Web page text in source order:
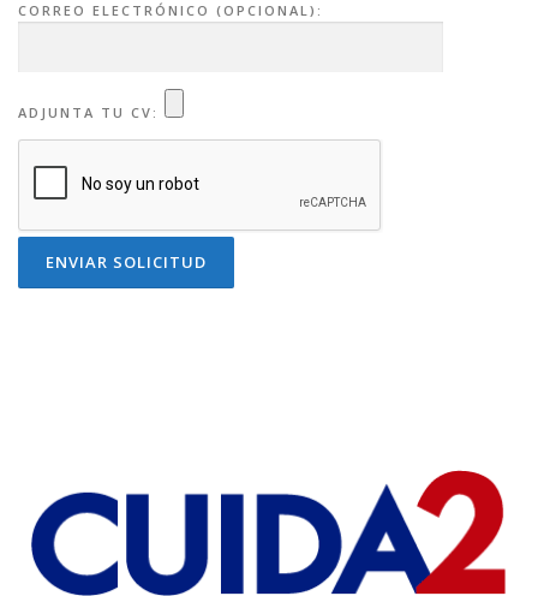
CORREO ELECTRÓNICO (OPCIONAL):
ADJUNTA TU CV: